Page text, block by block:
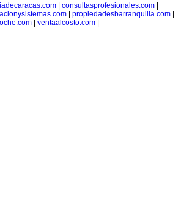
consultasprofesionales.com
propiedadesbarranquilla.com
ventaalcosto.com